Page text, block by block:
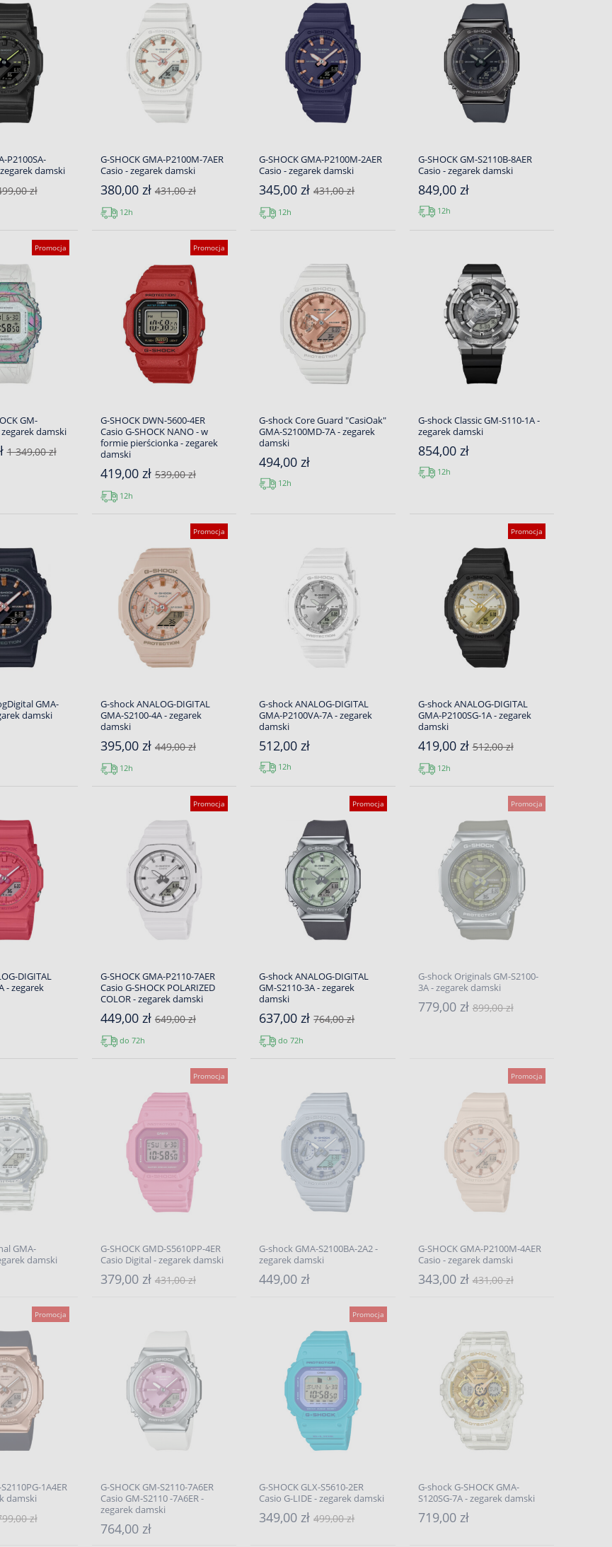
P2100SA-
damski
zł
G-SHOCK GMA-P2100M-7AER
Casio - zegarek damski
380,00 zł 431,00 zł
12h
G-SHOCK GMA-P2100M-2AER
Casio - zegarek damski
345,00 zł431,00 zł
12h
G-SHOCK GM-S2110B-8AER
Casio - zegarek damski
849,00 zł
12h
Promocja
GM-
zegarek damski
1 349,00 zł
Promocja
G-SHOCK DWN-5600-4ER
Casio G-SHOCK NANO - w
formie pierścionka - zegarek
damski
419,00 zł 539,00 zł
12h
G-shock Core Guard "CasiOak"
GMA-S2100MD-7A - zegarek
damski
494,00 zł
12h
G-shock Classic GM-S110-1A -
zegarek damski
854,00 zł
12h
GMA-
damski
Promocja
G-shock ANALOG-DIGITAL
GMA-S2100-4A - zegarek
damski
395,00 zł 449,00 zł
12h
G-shock ANALOG-DIGITAL
GMA-P2100VA-7A - zegarek
damski
512,00 zł
12h
Promocja
G-shock ANALOG-DIGITAL
GMA-P2100SG-1A - zegarek
damski
419,00 zł512,00 zł
12h
DIGITAL
- zegarek
Promocja
G-SHOCK GMA-P2110-7AER
Casio G-SHOCK POLARIZED
COLOR - zegarek damski
449,00 zł 649,00 zł
do 72h
Promocja
G-shock ANALOG-DIGITAL
GM-S2110-3A - zegarek
damski
637,00 zł764,00 zł
do 72h
Promocja
G-shock Originals GM-S2100-
3A - zegarek damski
779,00 zł899,00 zł
GMA-
damski
Promocja
G-SHOCK GMD-S5610PP-4ER
Casio Digital - zegarek damski
379,00 zł 431,00 zł
G-shock GMA-S2100BA-2A2 -
zegarek damski
449,00 zł
Promocja
G-SHOCK GMA-P2100M-4AER
Casio - zegarek damski
343,00 zł431,00 zł
Promocja
1A4ER
damski
zł
G-SHOCK GM-S2110-7A6ER
Casio GM-S2110 -7A6ER -
zegarek damski
764,00 zł
Promocja
G-SHOCK GLX-S5610-2ER
Casio G-LIDE - zegarek damski
349,00 zł499,00 zł
G-shock G-SHOCK GMA-
S120SG-7A - zegarek damski
719,00 zł